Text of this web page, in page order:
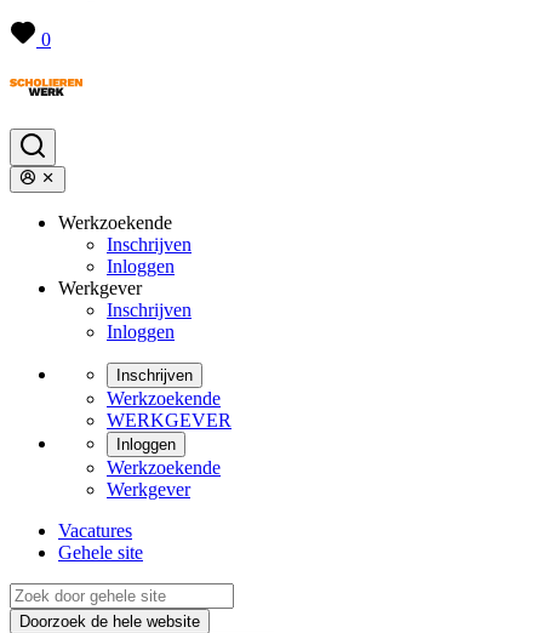
0
Werkzoekende
Inschrijven
Inloggen
Werkgever
Inschrijven
Inloggen
Inschrijven
Werkzoekende
WERKGEVER
Inloggen
Werkzoekende
Werkgever
Vacatures
Gehele site